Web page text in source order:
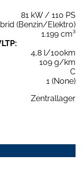
81 kW / 110 PS
(Benzin/Elektro)
1.199 cm³
4,8 l/100km
109 g/km
C
1 (None)
Zentrallager